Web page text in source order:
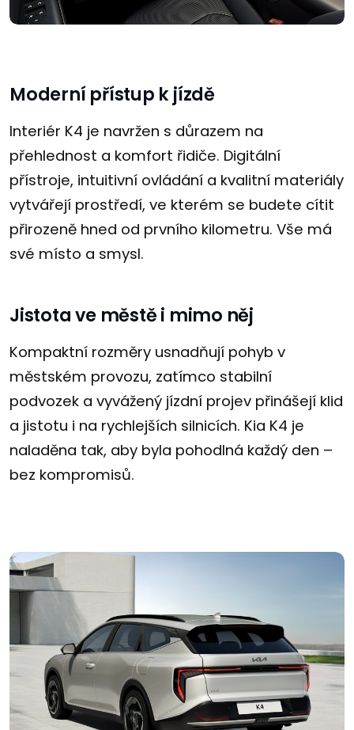
Moderní přístup k jízdě
Interiér K4 je navržen s důrazem na
přehlednost a komfort řidiče. Digitální
přístroje, intuitivní ovládání a kvalitní materiály
vytvářejí prostředí, ve kterém se budete cítit
přirozeně hned od prvního kilometru. Vše má
své místo a smysl.
Jistota ve městě i mimo něj
Kompaktní rozměry usnadňují pohyb v
městském provozu, zatímco stabilní
podvozek a vyvážený jízdní projev přinášejí klid
a jistotu i na rychlejších silnicích. Kia K4 je
naladěna tak, aby byla pohodlná každý den –
bez kompromisů.